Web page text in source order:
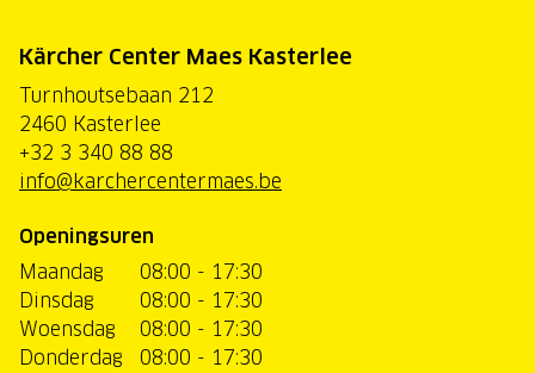
Kärcher Center Maes Kasterlee
Turnhoutsebaan 212
2460 Kasterlee
+32 3 340 88 88
info@karchercentermaes.be
Openingsuren
Maandag
08:00 - 17:30
Dinsdag
08:00 - 17:30
Woensdag
08:00 - 17:30
Donderdag
08:00 - 17:30